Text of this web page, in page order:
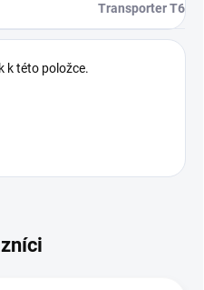
Transporter T6
k této položce.